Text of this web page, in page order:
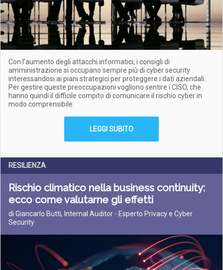
Con l’aumento degli attacchi informatici, i consigli di
amministrazione si occupano sempre più di cyber security
interessandosi ai piani strategici per proteggere i dati aziendali.
Per gestire queste preoccupazioni vogliono sentire i CISO, che
hanno quindi il difficile compito di comunicare il rischio cyber in
modo comprensibile
LEGGI SUBITO
RESILIENZA
Rischio climatico nella business continuity:
ecco come valutarne gli effetti
di Giancarlo Butti, Internal Auditor - Esperto Privacy e Cyber
Security